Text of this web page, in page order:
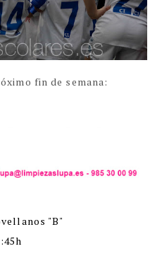
fin de semana:
"B"